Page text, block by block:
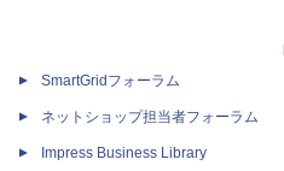
SmartGridフォーラム
ネットショップ担当者フォーラム
Impress Business Library